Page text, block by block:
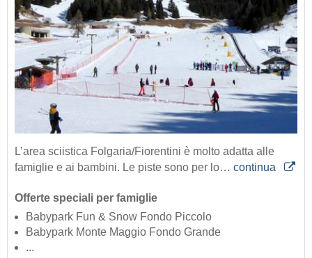
L’area sciistica Folgaria/Fiorentini è molto adatta alle
famiglie e ai bambini. Le piste sono per lo… continua
Offerte speciali per famiglie
Babypark Fun & Snow Fondo Piccolo
Babypark Monte Maggio Fondo Grande
...